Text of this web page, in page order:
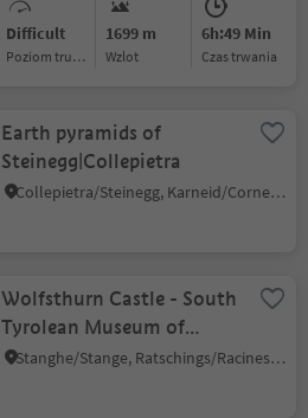
Difficult
Poziom trudności
1699 m
Wzlot
6h:49 Min
czas trwania
Earth pyramids of
Steinegg|Collepietra
Collepietra/Steinegg, Karneid/Cornedo all'Isarco, Dolomites Region Eggental
Wolfsthurn Castle - South
Tyrolean Museum of
Hunting and Fishing
Stanghe/Stange, Ratschings/Racines, Sterzing/Vipiteno and environs